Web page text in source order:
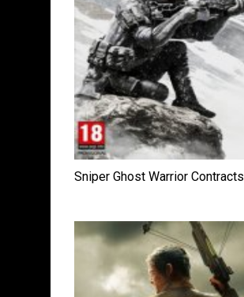
Sniper Ghost Warrior Contracts